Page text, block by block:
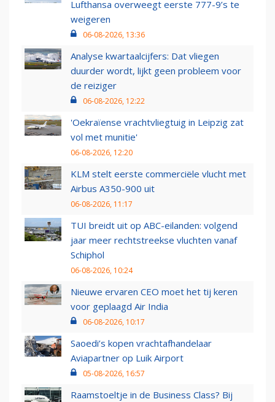
Lufthansa overweegt eerste 777-9’s te
weigeren
06-08-2026, 13:36
Analyse kwartaalcijfers: Dat vliegen
duurder wordt, lijkt geen probleem voor
de reiziger
06-08-2026, 12:22
'Oekraïense vrachtvliegtuig in Leipzig zat
vol met munitie'
06-08-2026, 12:20
KLM stelt eerste commerciële vlucht met
Airbus A350-900 uit
06-08-2026, 11:17
TUI breidt uit op ABC-eilanden: volgend
jaar meer rechtstreekse vluchten vanaf
Schiphol
06-08-2026, 10:24
Nieuwe ervaren CEO moet het tij keren
voor geplaagd Air India
06-08-2026, 10:17
Saoedi’s kopen vrachtafhandelaar
Aviapartner op Luik Airport
05-08-2026, 16:57
Raamstoeltje in de Business Class? Bij